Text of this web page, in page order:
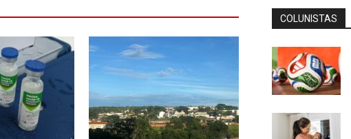
COLUNISTAS